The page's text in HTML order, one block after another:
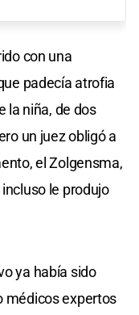
con una
padecía atrofia
la niña, de dos
un juez obligó a
el Zolgensma,
le produjo
ya había sido
médicos expertos